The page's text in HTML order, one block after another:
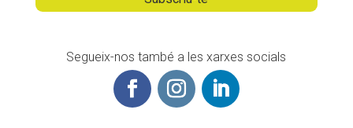
Segueix-nos també a les xarxes socials